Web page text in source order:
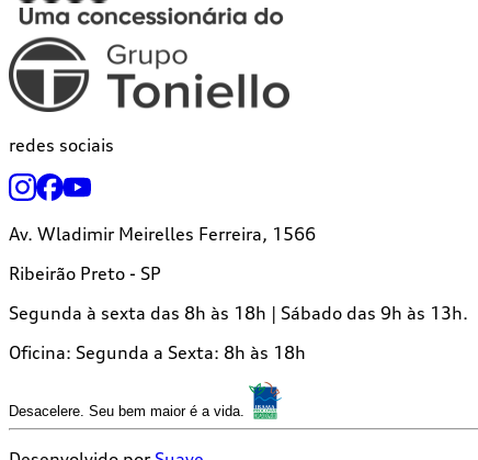
redes sociais
Av. Wladimir Meirelles Ferreira, 1566
Ribeirão Preto - SP
Segunda à sexta das 8h às 18h | Sábado das 9h às 13h.
Oficina: Segunda a Sexta: 8h às 18h
Desacelere. Seu bem maior é a vida.